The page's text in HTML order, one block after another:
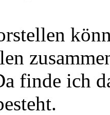
finde ich